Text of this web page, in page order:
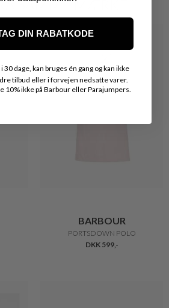
SAMME MÆRKE
BARBOUR
PORTSDOWN POLO
DKK 599,-
DIN RABATKODE
dage, kan bruges én gang og kan ikke
tilbud eller i forvejen nedsatte varer.
ikke på Barbour eller Parajumpers.